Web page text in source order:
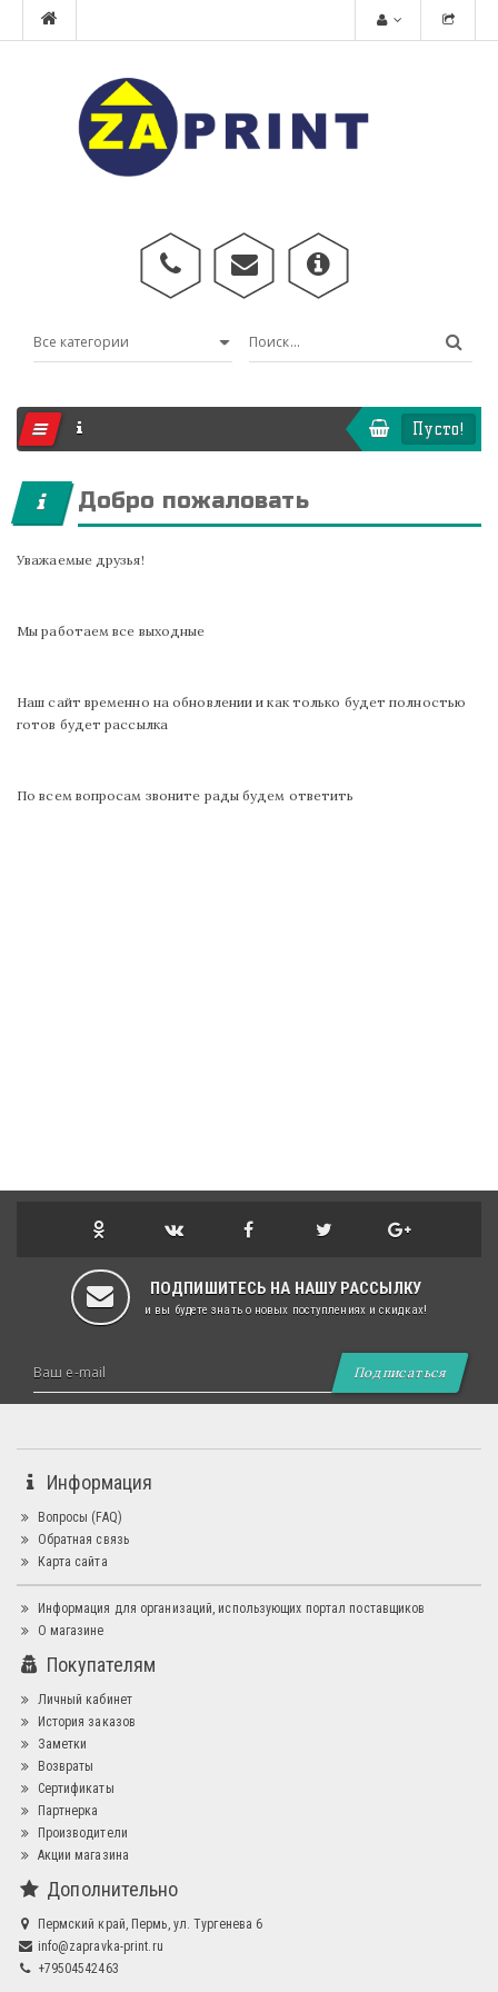
Пусто!
Добро пожаловать
Уважаемые друзья!
Мы работаем все выходные
Наш сайт временно на обновлении и как только будет полностью
готов будет рассылка
По всем вопросам звоните рады будем ответить
ПОДПИШИТЕСЬ НА НАШУ РАССЫЛКУ
и вы будете знать о новых поступлениях и скидках!
Подписаться
Информация
Вопросы (FAQ)
Обратная связь
Карта сайта
Информация для организаций, использующих портал поставщиков
О магазине
Покупателям
Личный кабинет
История заказов
Заметки
Возвраты
Сертификаты
Партнерка
Производители
Акции магазина
Дополнительно
Пермский край, Пермь, ул. Тургенева 6
info@zapravka-print.ru
+79504542463